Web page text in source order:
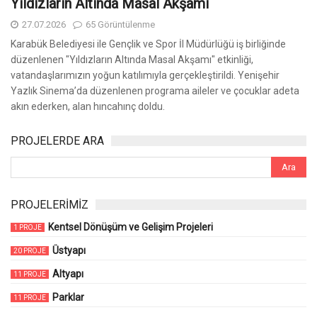
Yıldızların Altında Masal Akşamı
27.07.2026 65 Görüntülenme
Karabük Belediyesi ile Gençlik ve Spor İl Müdürlüğü iş birliğinde
düzenlenen "Yıldızların Altında Masal Akşamı" etkinliği,
vatandaşlarımızın yoğun katılımıyla gerçekleştirildi. Yenişehir
Yazlık Sinema’da düzenlenen programa aileler ve çocuklar adeta
akın ederken, alan hıncahınç doldu.
PROJELERDE ARA
PROJELERİMİZ
1 PROJE Kentsel Dönüşüm ve Gelişim Projeleri
20 PROJE Üstyapı
11 PROJE Altyapı
11 PROJE Parklar